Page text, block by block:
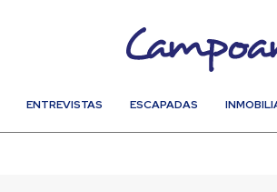
ENTREVISTAS ESCAPADAS